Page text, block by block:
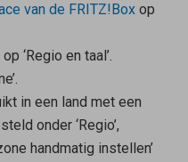
van de FRITZ!Boxop
‘Regio en taal’.
in een land met een
onder ‘Regio’,
handmatig instellen’